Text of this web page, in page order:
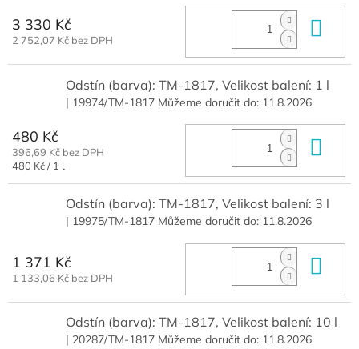
3 330 Kč
2 752,07 Kč bez DPH
Odstín (barva): TM-1817, Velikost balení: 1 l
| 19974/TM-1817 Můžeme doručit do: 11.8.2026
480 Kč
396,69 Kč bez DPH
Měrná
480 Kč / 1 l
Odstín (barva): TM-1817, Velikost balení: 3 l
| 19975/TM-1817 Můžeme doručit do: 11.8.2026
1 371 Kč
1 133,06 Kč bez DPH
Odstín (barva): TM-1817, Velikost balení: 10 l
| 20287/TM-1817 Můžeme doručit do: 11.8.2026